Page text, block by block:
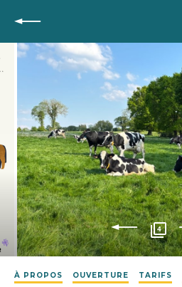
Retour
4
À PROPOS OUVERTURE TARIFS